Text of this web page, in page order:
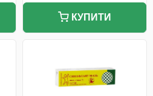
КУПИТИ